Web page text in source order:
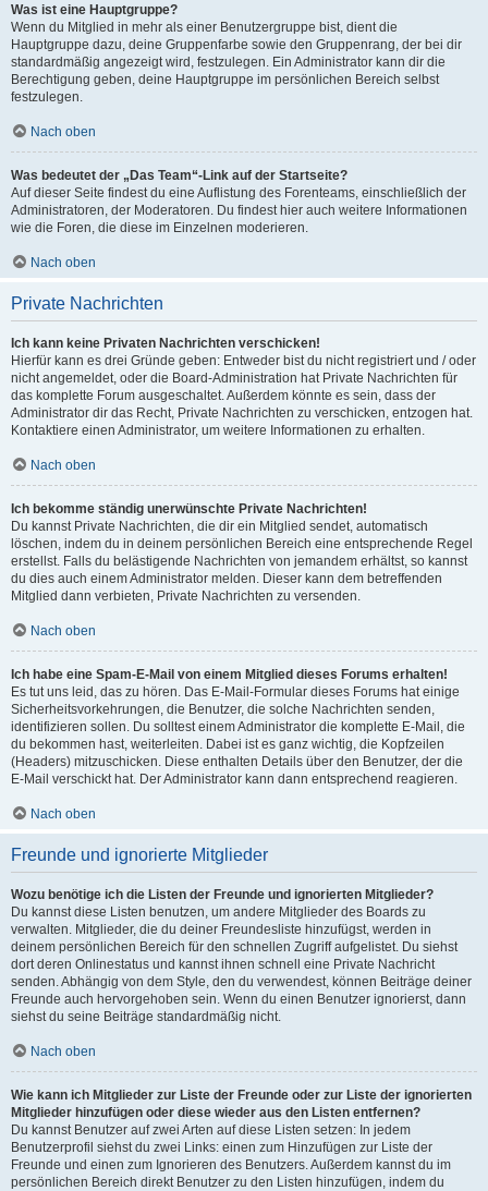
Was ist eine Hauptgruppe?
Wenn du Mitglied in mehr als einer Benutzergruppe bist, dient die
Hauptgruppe dazu, deine Gruppenfarbe sowie den Gruppenrang, der bei dir
standardmäßig angezeigt wird, festzulegen. Ein Administrator kann dir die
Berechtigung geben, deine Hauptgruppe im persönlichen Bereich selbst
festzulegen.
Nach oben
Was bedeutet der „Das Team“-Link auf der Startseite?
Auf dieser Seite findest du eine Auflistung des Forenteams, einschließlich der
Administratoren, der Moderatoren. Du findest hier auch weitere Informationen
wie die Foren, die diese im Einzelnen moderieren.
Nach oben
Private Nachrichten
Ich kann keine Privaten Nachrichten verschicken!
Hierfür kann es drei Gründe geben: Entweder bist du nicht registriert und / oder
nicht angemeldet, oder die Board-Administration hat Private Nachrichten für
das komplette Forum ausgeschaltet. Außerdem könnte es sein, dass der
Administrator dir das Recht, Private Nachrichten zu verschicken, entzogen hat.
Kontaktiere einen Administrator, um weitere Informationen zu erhalten.
Nach oben
Ich bekomme ständig unerwünschte Private Nachrichten!
Du kannst Private Nachrichten, die dir ein Mitglied sendet, automatisch
löschen, indem du in deinem persönlichen Bereich eine entsprechende Regel
erstellst. Falls du belästigende Nachrichten von jemandem erhältst, so kannst
du dies auch einem Administrator melden. Dieser kann dem betreffenden
Mitglied dann verbieten, Private Nachrichten zu versenden.
Nach oben
Ich habe eine Spam-E-Mail von einem Mitglied dieses Forums erhalten!
Es tut uns leid, das zu hören. Das E-Mail-Formular dieses Forums hat einige
Sicherheitsvorkehrungen, die Benutzer, die solche Nachrichten senden,
identifizieren sollen. Du solltest einem Administrator die komplette E-Mail, die
du bekommen hast, weiterleiten. Dabei ist es ganz wichtig, die Kopfzeilen
(Headers) mitzuschicken. Diese enthalten Details über den Benutzer, der die
E-Mail verschickt hat. Der Administrator kann dann entsprechend reagieren.
Nach oben
Freunde und ignorierte Mitglieder
Wozu benötige ich die Listen der Freunde und ignorierten Mitglieder?
Du kannst diese Listen benutzen, um andere Mitglieder des Boards zu
verwalten. Mitglieder, die du deiner Freundesliste hinzufügst, werden in
deinem persönlichen Bereich für den schnellen Zugriff aufgelistet. Du siehst
dort deren Onlinestatus und kannst ihnen schnell eine Private Nachricht
senden. Abhängig von dem Style, den du verwendest, können Beiträge deiner
Freunde auch hervorgehoben sein. Wenn du einen Benutzer ignorierst, dann
siehst du seine Beiträge standardmäßig nicht.
Nach oben
Wie kann ich Mitglieder zur Liste der Freunde oder zur Liste der ignorierten
Mitglieder hinzufügen oder diese wieder aus den Listen entfernen?
Du kannst Benutzer auf zwei Arten auf diese Listen setzen: In jedem
Benutzerprofil siehst du zwei Links: einen zum Hinzufügen zur Liste der
Freunde und einen zum Ignorieren des Benutzers. Außerdem kannst du im
persönlichen Bereich direkt Benutzer zu den Listen hinzufügen, indem du